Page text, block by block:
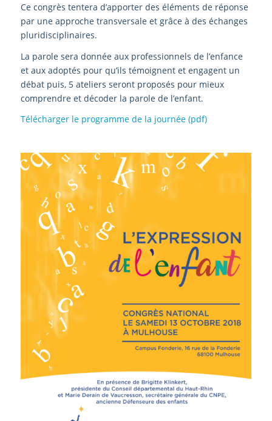
Ce congrès tentera d’apporter des éléments de réponse
par une approche transversale et grâce à des échanges
pluridisciplinaires.
La parole sera donnée aux professionnels de l’enfance
et aux adoptés pour qu’ils témoignent et engagent un
débat puis, 5 ateliers seront proposés pour mieux
comprendre et décoder la parole de l’enfant.
Télécharger le programme de la journée (pdf)